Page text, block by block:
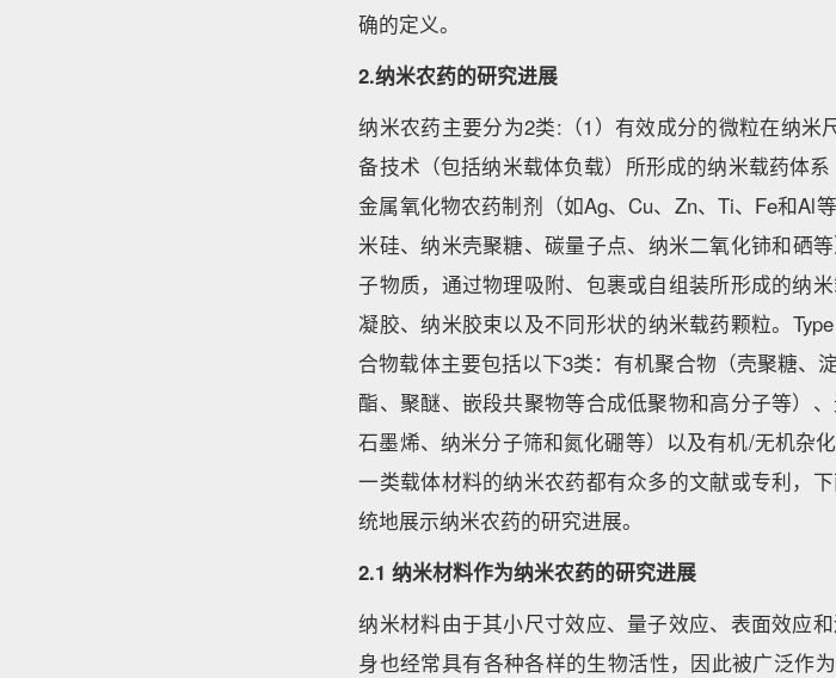
确的定义。
2.纳米农药的研究进展
纳米农药主要分为2类:（1）有效成分的微粒在纳
备技术（包括纳米载体负载）所形成的纳米载药体
金属氧化物农药制剂（如Ag、Cu、Zn、Ti、Fe和Al
米硅、纳米壳聚糖、碳量子点、纳米二氧化铈和硒
子物质，通过物理吸附、包裹或自组装所形成的纳
凝胶、纳米胶束以及不同形状的纳米载药颗粒。
合物载体主要包括以下3类：有机聚合物（壳聚糖、
酯、聚醚、嵌段共聚物等合成低聚物和高分子等）
石墨烯、纳米分子筛和氮化硼等）以及有机/无机杂
一类载体材料的纳米农药都有众多的文献或专利，
统地展示纳米农药的研究进展。
2.1 纳米材料作为纳米农药的研究进展
纳米材料由于其小尺寸效应、量子效应、表面效应
身也经常具有各种各样的生物活性，因此被广泛作